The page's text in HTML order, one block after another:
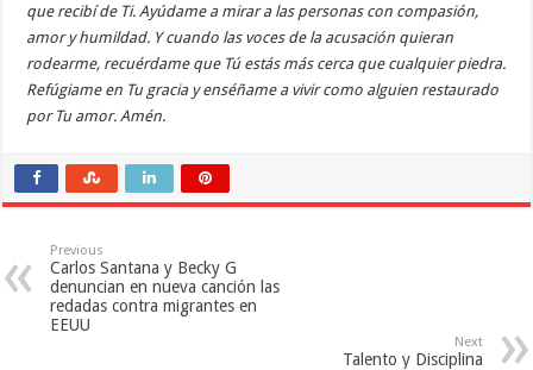
que recibí de Ti. Ayúdame a mirar a las personas con compasión,
amor y humildad. Y cuando las voces de la acusación quieran
rodearme, recuérdame que Tú estás más cerca que cualquier piedra.
Refúgiame en Tu gracia y enséñame a vivir como alguien restaurado
por Tu amor.Amén.
Previous
Carlos Santana y Becky G
denuncian en nueva canción las
redadas contra migrantes en
EEUU
Next
Talento y Disciplina